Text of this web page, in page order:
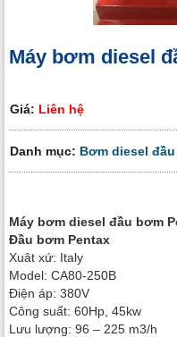
Máy bơm diesel
Giá: Liên hệ
Danh mục: Bơm diesel
Máy bơm diesel đầu bơm
Đầu bơm Pentax
Xuât xứ: Italy
Model: CA80-250B
Điện áp: 380V
Công suất: 60Hp, 45kw
Lưu lượng: 96 – 225 m3/h